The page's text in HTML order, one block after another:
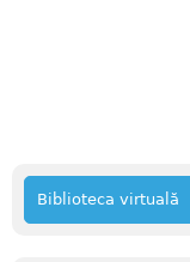
Biblioteca virtuală